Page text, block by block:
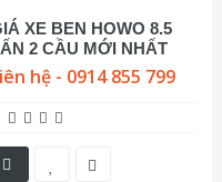
XE BEN HOWO 8.5
2 CẦU MỚI NHẤT
hệ - 0914 855 799